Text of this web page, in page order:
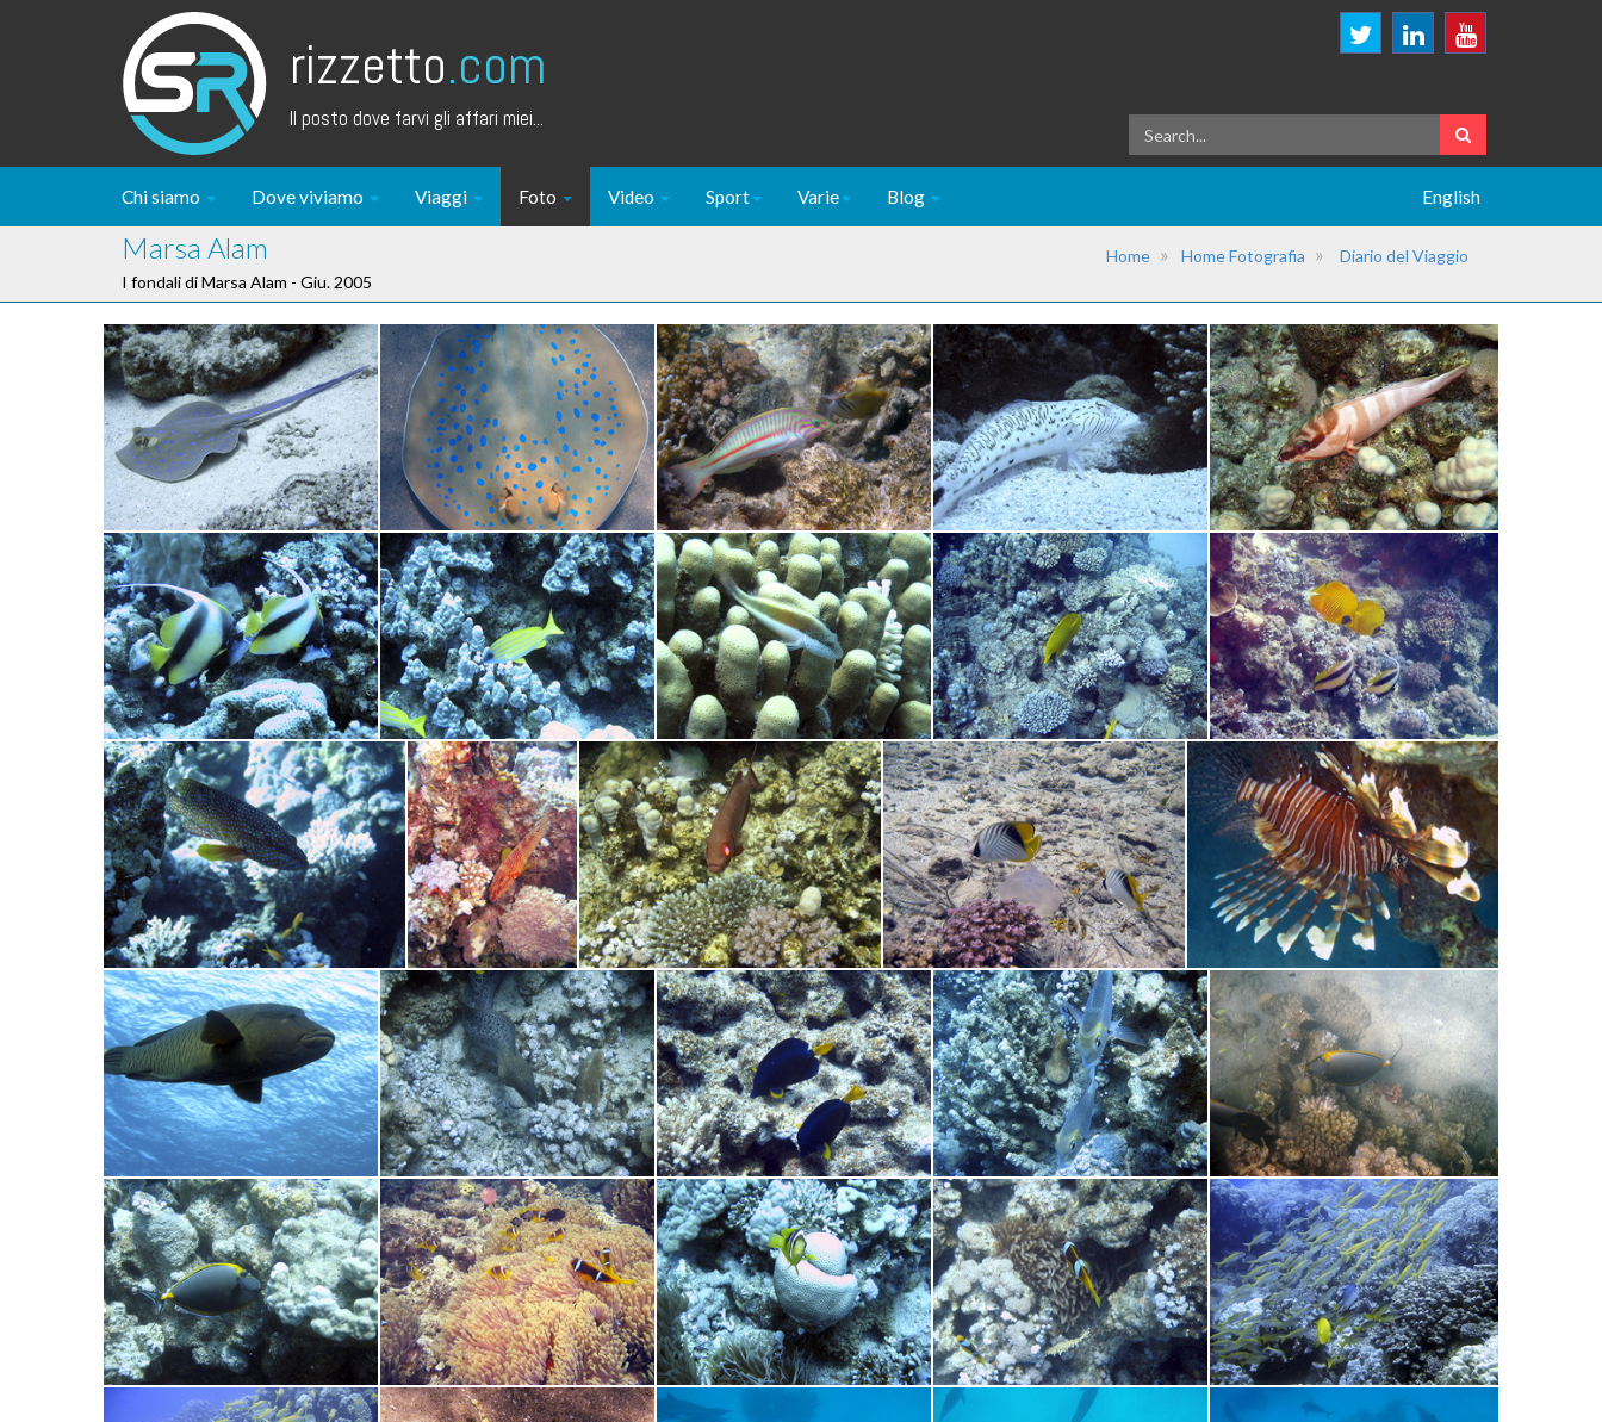
rizzetto.com
Il posto dove farvi gli affari miei...
Chi siamo Dove viviamo Viaggi Foto Video Sport Varie Blog English
Marsa Alam
I fondali di Marsa Alam - Giu. 2005
Home Home Fotografia Diario del Viaggio